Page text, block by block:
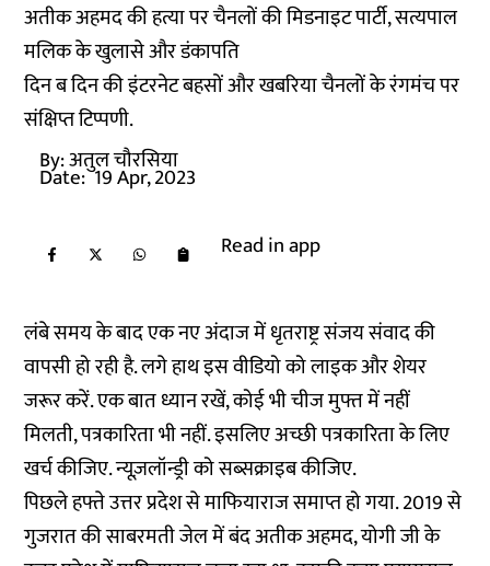
अतीक अहमद की हत्या पर चैनलों की मिडनाइट पार्टी, सत्यपाल
मलिक के खुलासे और डंकापति
दिन ब दिन की इंटरनेट बहसों और खबरिया चैनलों के रंगमंच पर
संक्षिप्त टिप्पणी.
By:अतुल चौरसिया
Date: 19 Apr, 2023
Read in app
लंबे समय के बाद एक नए अंदाज में धृतराष्ट्र संजय संवाद की
वापसी हो रही है. लगे हाथ इस वीडियो को लाइक और शेयर
जरूर करें. एक बात ध्यान रखें, कोई भी चीज मुफ्त में नहीं
मिलती, पत्रकारिता भी नहीं. इसलिए अच्छी पत्रकारिता के लिए
खर्च कीजिए. न्यूज़लॉन्ड्री कोसब्सक्राइबकीजिए.
पिछले हफ्ते उत्तर प्रदेश से माफियाराज समाप्त हो गया. 2019 से
गुजरात की साबरमती जेल में बंद अतीक अहमद, योगी जी के